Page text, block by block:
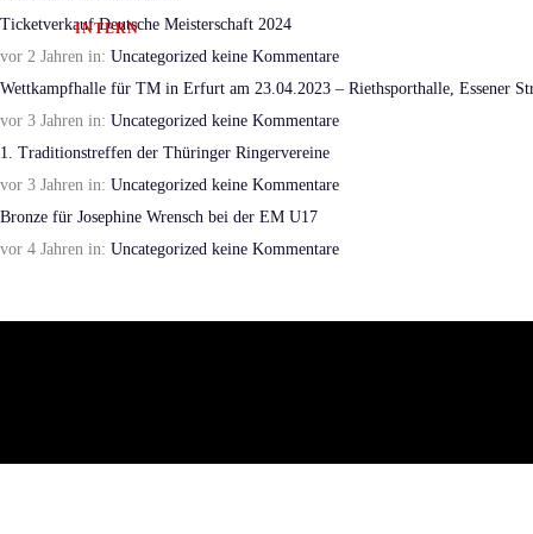
INTERN
Ticketverkauf Deutsche Meisterschaft 2024
vor 2 Jahren in: Uncategorized keine Kommentare
Wettkampfhalle für TM in Erfurt am 23.04.2023 – Riethsporthalle, Essener
vor 3 Jahren in: Uncategorized keine Kommentare
1. Traditionstreffen der Thüringer Ringervereine
vor 3 Jahren in: Uncategorized keine Kommentare
Bronze für Josephine Wrensch bei der EM U17
vor 4 Jahren in: Uncategorized keine Kommentare